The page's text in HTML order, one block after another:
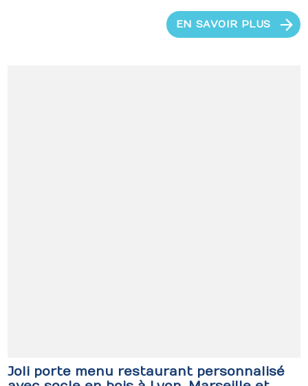
EN SAVOIR PLUS
Joli porte menu restaurant personnalisé